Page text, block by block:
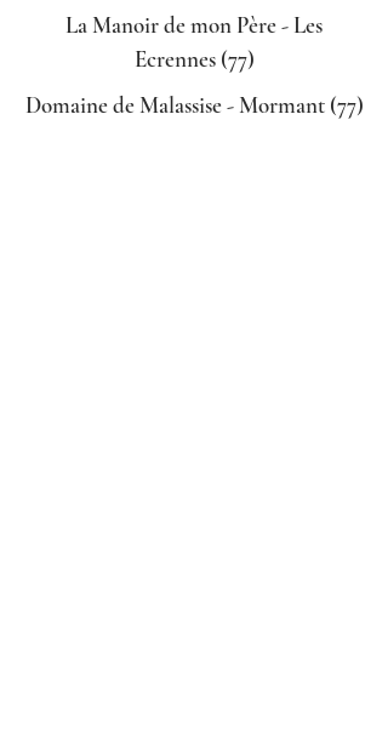
La Manoir de mon Père - Les
Ecrennes (77)
Domaine de Malassise - Mormant (77)